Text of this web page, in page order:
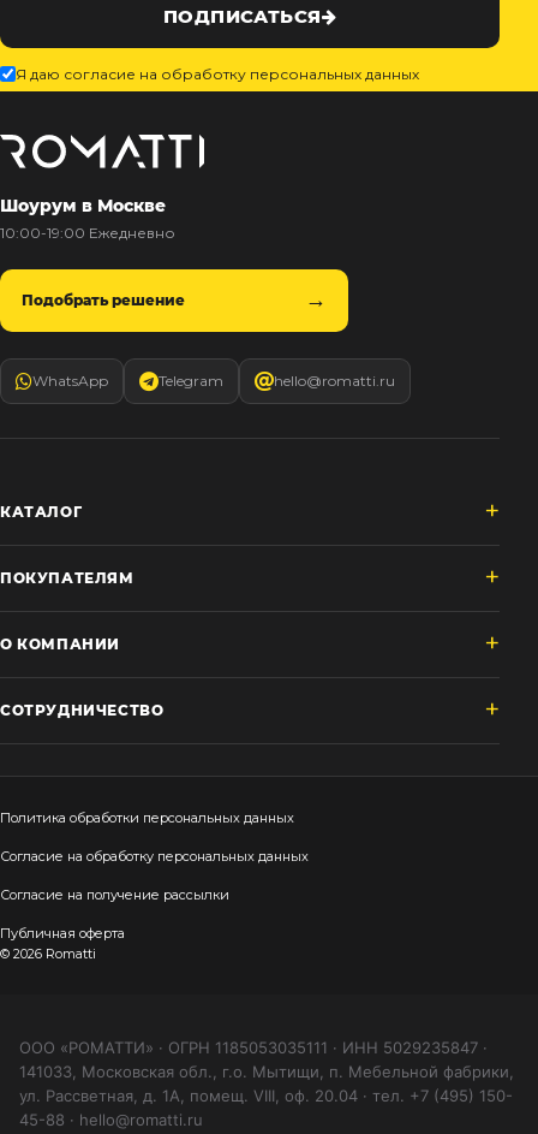
ПОДПИСАТЬСЯ
Я даю согласие на обработку персональных данных
Шоурум в Москве
10:00-19:00 Ежедневно
Подобрать решение
WhatsApp Telegram hello@romatti.ru
КАТАЛОГ
ПОКУПАТЕЛЯМ
О КОМПАНИИ
СОТРУДНИЧЕСТВО
Политика обработки персональных данных
Согласие на обработку персональных данных
Согласие на получение рассылки
Публичная оферта
© 2026 Romatti
ООО «РОМАТТИ» · ОГРН 1185053035111 · ИНН 5029235847 ·
141033, Московская обл., г.о. Мытищи, п. Мебельной фабрики,
ул. Рассветная, д. 1А, помещ. VIII, оф. 20.04 · тел. +7 (495) 150-
45-88 · hello@romatti.ru